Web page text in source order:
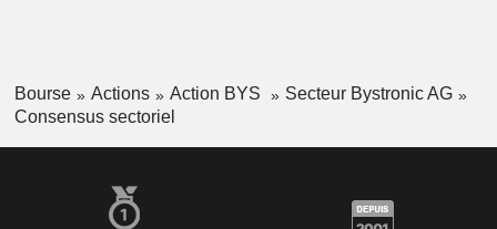
Bourse Actions Action BYS
Secteur Bystronic AG
Consensus sectoriel